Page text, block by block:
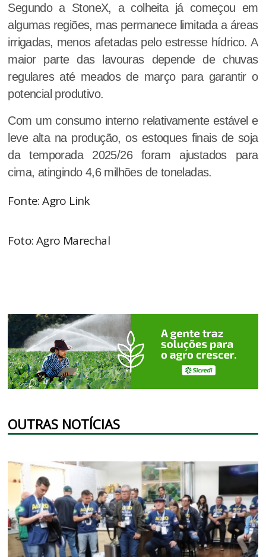
Segundo a StoneX, a colheita já começou em
algumas regiões, mas permanece limitada a áreas
irrigadas, menos afetadas pelo estresse hídrico. A
maior parte das lavouras depende de chuvas
regulares até meados de março para garantir o
potencial produtivo.
Com um consumo interno relativamente estável e
leve alta na produção, os estoques finais de soja
da temporada 2025/26 foram ajustados para
cima, atingindo 4,6 milhões de toneladas.
Fonte: Agro Link
Foto: Agro Marechal
OUTRAS NOTÍCIAS